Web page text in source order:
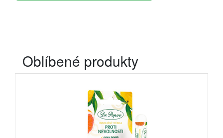
Oblíbené produkty